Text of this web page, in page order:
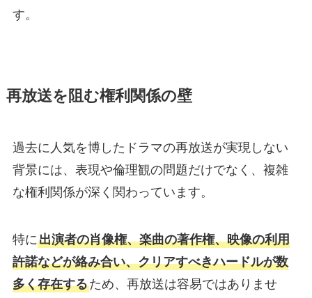
す。
再放送を阻む権利関係の壁
過去に人気を博したドラマの再放送が実現しない
背景には、表現や倫理観の問題だけでなく、複雑
な権利関係が深く関わっています。
特に出演者の肖像権、楽曲の著作権、映像の利用
許諾などが絡み合い、クリアすべきハードルが数
多く存在するため、再放送は容易ではありませ